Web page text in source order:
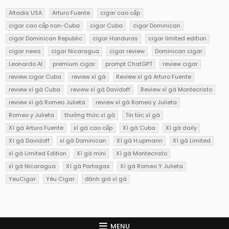
Altadis USA Arturo Fuente
cigar cao cấp
cigar cao cấp non-Cuba
cigar Cuba
cigar Dominican
cigar Dominican Republic
cigar Honduras
cigar limited edition
cigar news
cigar Nicaragua cigar review
Dominican cigar
Leonardo AI
premium cigar prompt ChatGPT
review cigar
review cigar Cuba
review xì gà
Review xì gà Arturo Fuente
review xì gà Cuba
review xì gà Davidoff
Review xì gà Montecristo
review xì gà Romeo Julieta
review xì gà Romeo y Julieta
Romeo y Julieta
thưởng thức xì gà
Tin tức xì gà
Xì gà Arturo Fuente
xì gà cao cấp Xì gà Cuba
Xì gà daily
Xì gà Davidoff
xì gà Dominican Xì gà H.upmann
Xì gà Limited
xì gà Limited Edition
Xì gà mini
Xì gà Montecristo
xì gà Nicaragua
Xì gà Partagas
Xì gà Romeo Y Julieta
YeuCigar
Yêu Cigar đánh giá xì gà
MENU